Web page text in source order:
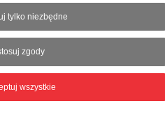
Shoper.pl
Onisoft
wersję strony
tylko niezbędne
zgody
wszystkie